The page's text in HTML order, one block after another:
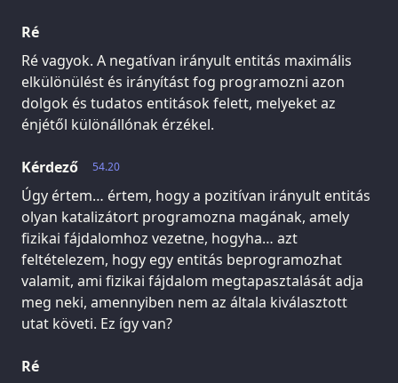
Ré
Ré vagyok. A negatívan irányult entitás maximális
elkülönülést és irányítást fog programozni azon
dolgok és tudatos entitások felett, melyeket az
énjétől különállónak érzékel.
54.20
Kérdező
Úgy értem… értem, hogy a pozitívan irányult entitás
olyan katalizátort programozna magának, amely
fizikai fájdalomhoz vezetne, hogyha… azt
feltételezem, hogy egy entitás beprogramozhat
valamit, ami fizikai fájdalom megtapasztalását adja
meg neki, amennyiben nem az általa kiválasztott
utat követi. Ez így van?
Ré